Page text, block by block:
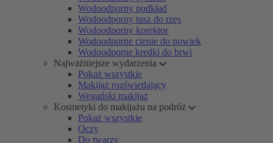
Wodoodporny podkład
Wodoodporny tusz do rzęs
Wodoodporny korektor
Wodoodporne cienie do powiek
Wodoodporne kredki do brwi
Najważniejsze wydarzenia
Pokaż wszystkie
Makijaż rozświetlający
Wegański makijaż
Kosmetyki do makijażu na podróż
Pokaż wszystkie
Oczy
Do twarzy